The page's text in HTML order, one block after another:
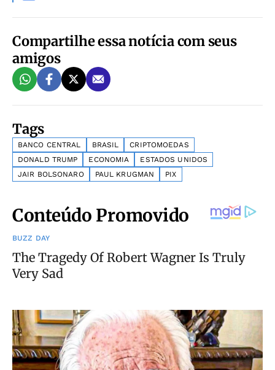
Compartilhe essa notícia com seus
amigos
Tags
BANCO CENTRAL BRASIL
CRIPTOMOEDAS
DONALD TRUMP
ECONOMIA
ESTADOS UNIDOS
JAIR BOLSONARO
PAUL KRUGMAN PIX